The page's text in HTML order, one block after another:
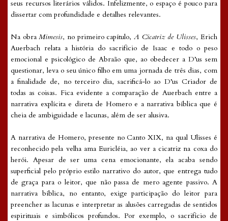
seus recursos literários válidos. Infelizmente, o espaço é pouco para
dissertar com profundidade e detalhes relevantes.
Na obra Mimesis, no primeiro capítulo, A Cicatriz de Ulisses, Erich
Auerbach relata a história do sacrifício de Isaac e todo o peso
emocional e psicológico de Abraão que, ao obedecer a D’us sem
questionar, leva o seu único filho em uma jornada de três dias, com
a finalidade de, no terceiro dia, sacrificá-lo ao D’us Criador de
todas as coisas. Fica evidente a comparação de Auerbach entre a
narrativa explícita e direta de Homero e a narrativa bíblica que é
cheia de ambiguidade e lacunas, além de ser alusiva.
A narrativa de Homero, presente no Canto XIX, na qual Ulisses é
reconhecido pela velha ama Euricléia, ao ver a cicatriz na coxa do
herói. Apesar de ser uma cena emocionante, ela acaba sendo
superficial pelo próprio estilo narrativo do autor, que entrega tudo
de graça para o leitor, que não passa de mero agente passivo. A
narrativa bíblica, no entanto, exige participação do leitor para
preencher as lacunas e interpretar as alusões carregadas de sentidos
espirituais e simbólicos profundos. Por exemplo, o sacrifício de